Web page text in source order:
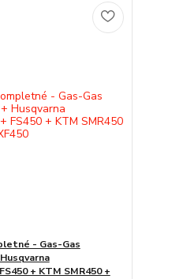
- Gas-Gas
+ KTM SMR450 +